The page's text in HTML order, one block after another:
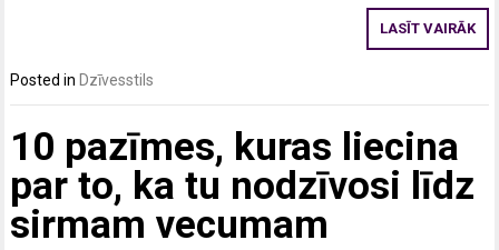
LASĪT VAIRĀK
Posted in Dzīvesstils
10 pazīmes, kuras liecina
par to, ka tu nodzīvosi līdz
sirmam vecumam